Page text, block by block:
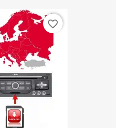
favorite_border